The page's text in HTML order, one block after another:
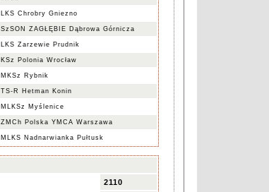
LKS Chrobry Gniezno
SzSON ZAGŁĘBIE Dąbrowa Górnicza
LKS Zarzewie Prudnik
KSz Polonia Wrocław
MKSz Rybnik
TS-R Hetman Konin
MLKSz Myślenice
ZMCh Polska YMCA Warszawa
MLKS Nadnarwianka Pułtusk
2110